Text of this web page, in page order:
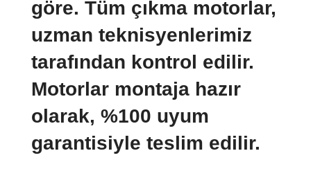
göre. Tüm çıkma motorlar,
uzman teknisyenlerimiz
tarafından kontrol edilir.
Motorlar montaja hazır
olarak, %100 uyum
garantisiyle teslim edilir.